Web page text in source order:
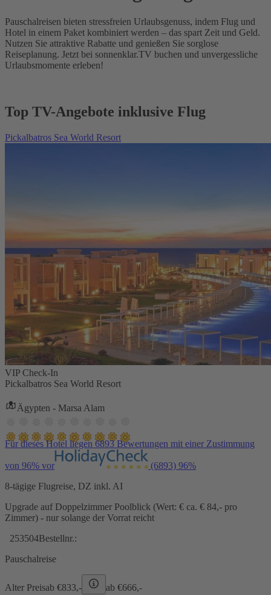
Pauschalreisen bieten stressfreien Urlaubsgenuss, indem Flug und
Hotel in einem Paket kombiniert werden – das spart Zeit und Geld.
Nutzen Sie attraktive Rabatte und genießen Sie sorglose
Reiseplanung. Jetzt bei sonnenklar.TV buchen und unvergessliche
Urlaubsmomente erleben!
Top TV-Angebote inklusive Flug
Pickalbatros Sea World Resort
VIP Check-In
Pickalbatros Sea World Resort
Ägypten - Marsa Alam
Für dieses Hotel liegen 6893 Bewertungen mit einer Zustimmung
von 96% vor (6893) 96%
8-tägige Flugreise, DZ inkl. AI
Upgrade auf Doppelzimmer Poolblick (Wert: € ca. € 84,- pro
Zimmer) - nur solange der Vorrat reicht
253504Bestellnr.:
Pauschalreise
Alter Preisab €833,- ab €666,-